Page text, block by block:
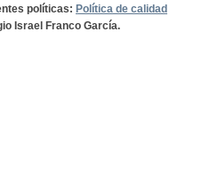
políticas: Política de calidad
Israel Franco García.